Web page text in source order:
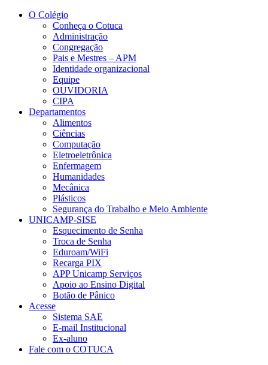
Conteúdo principal
O Colégio
Conheça o Cotuca
Administração
Congregação
Pais e Mestres – APM
Identidade organizacional
Equipe
OUVIDORIA
CIPA
Departamentos
Alimentos
Ciências
Computação
Eletroeletrônica
Enfermagem
Humanidades
Mecânica
Plásticos
Segurança do Trabalho e Meio Ambiente
UNICAMP-SISE
Esquecimento de Senha
Troca de Senha
Eduroam/WiFi
Recarga PIX
APP Unicamp Serviços
Apoio ao Ensino Digital
Botão de Pânico
Acesse
Sistema SAE
E-mail Institucional
Ex-aluno
Fale com o COTUCA